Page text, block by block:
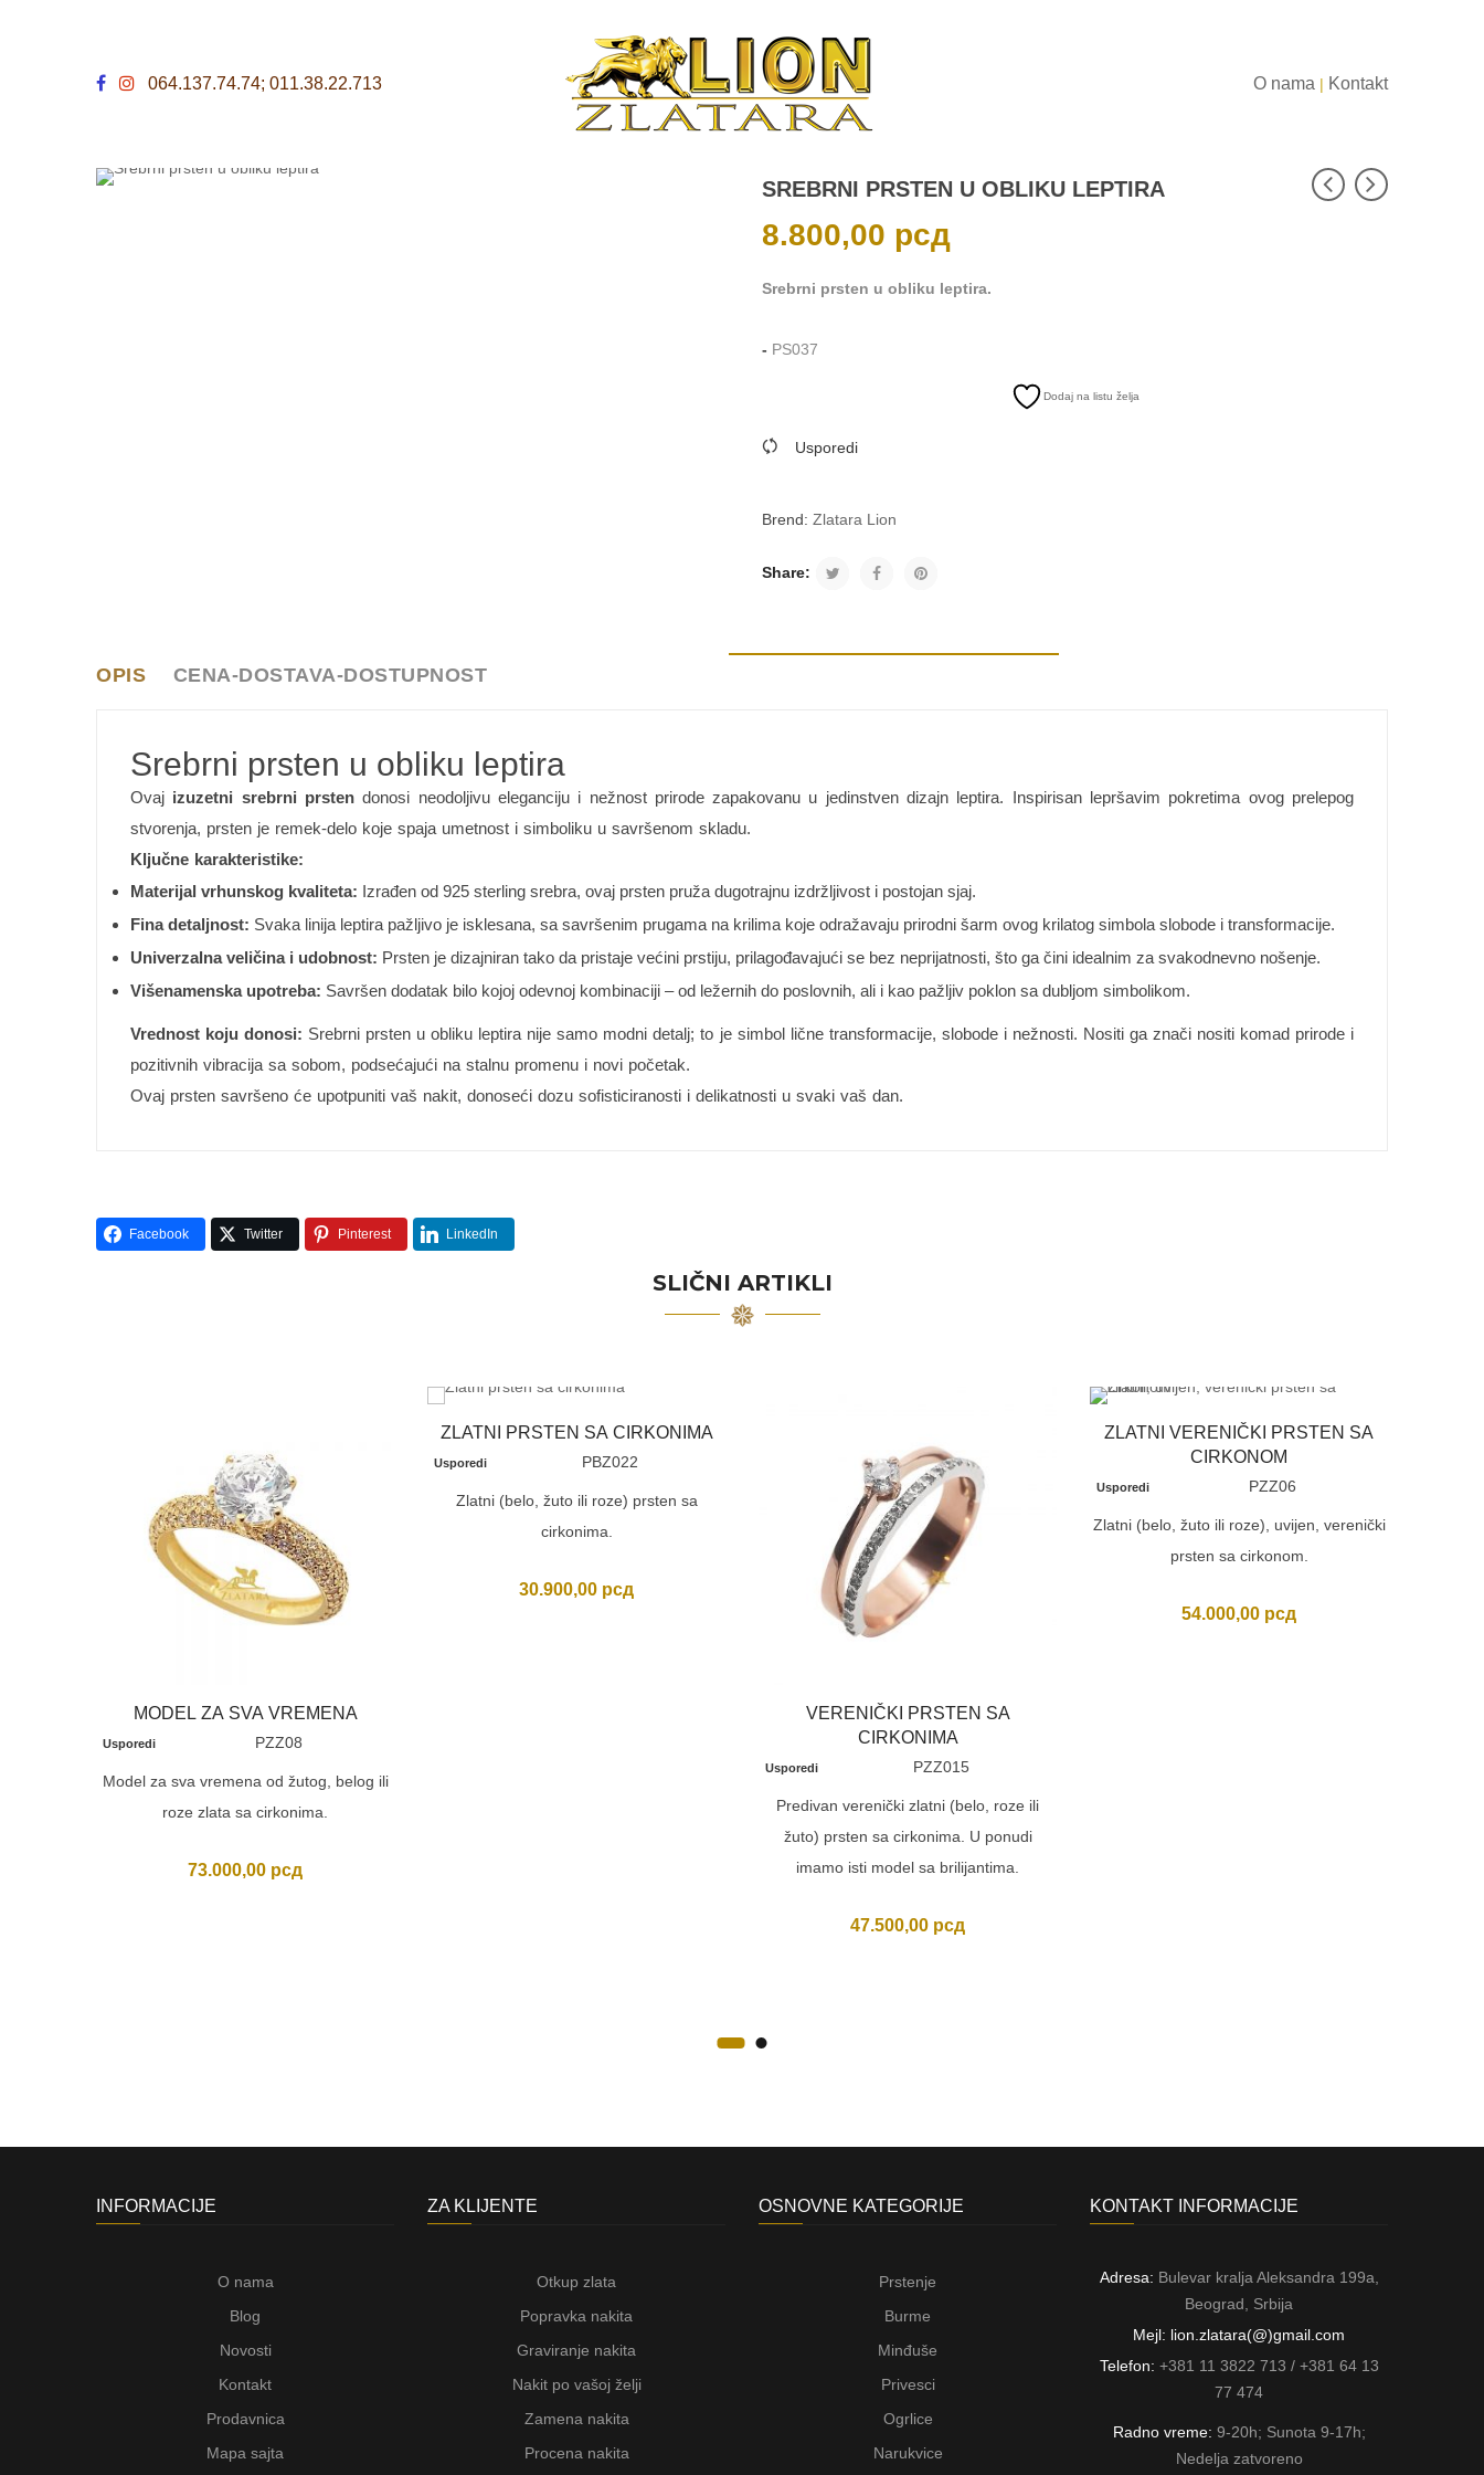
064.137.74.74; 011.38.22.713 O nama | Kontakt
SREBRNI PRSTEN U OBLIKU LEPTIRA
8.800,00 рсд
Srebrni prsten u obliku leptira.
- PS037
Dodaj na listu želja
Usporedi
Brend:Zlatara Lion
Share:
OPIS CENA-DOSTAVA-DOSTUPNOST
Srebrni prsten u obliku leptira
Ovaj izuzetni srebrni prstendonosi neodoljivu eleganciju i nežnost prirode zapakovanu u jedinstven dizajn leptira. Inspirisan lepršavim pokretima ovog prelepog
stvorenja, prsten je remek-delo koje spaja umetnost i simboliku u savršenom skladu.
Ključne karakteristike:
Materijal vrhunskog kvaliteta: Izrađen od 925 sterling srebra, ovaj prsten pruža dugotrajnu izdržljivost i postojan sjaj.
Fina detaljnost: Svaka linija leptira pažljivo je isklesana, sa savršenim prugama na krilima koje odražavaju prirodni šarm ovog krilatog simbola slobode i transformacije.
Univerzalna veličina i udobnost: Prsten je dizajniran tako da pristaje većini prstiju, prilagođavajući se bez neprijatnosti, što ga čini idealnim za svakodnevno nošenje.
Višenamenska upotreba: Savršen dodatak bilo kojoj odevnoj kombinaciji – od ležernih do poslovnih, ali i kao pažljiv poklon sa dubljom simbolikom.
Vrednost koju donosi: Srebrni prsten u obliku leptira nije samo modni detalj; to je simbol lične transformacije, slobode i nežnosti. Nositi ga znači nositi komad prirode i
pozitivnih vibracija sa sobom, podsećajući na stalnu promenu i novi početak.
Ovaj prsten savršeno će upotpuniti vaš nakit, donoseći dozu sofisticiranosti i delikatnosti u svaki vaš dan.
Facebook Twitter Pinterest LinkedIn
SLIČNI ARTIKLI
MODEL ZA SVA VREMENA
Usporedi PZZ08
Model za sva vremena od žutog, belog ili
roze zlata sa cirkonima.
73.000,00 рсд
ZLATNI PRSTEN SA CIRKONIMA
Usporedi PBZ022
Zlatni (belo, žuto ili roze) prsten sa
cirkonima.
30.900,00 рсд
VERENIČKI PRSTEN SA
CIRKONIMA
Usporedi PZZ015
Predivan verenički zlatni (belo, roze ili
žuto) prsten sa cirkonima. U ponudi
imamo isti model sa brilijantima.
47.500,00 рсд
ZLATNI VERENIČKI PRSTEN SA
CIRKONOM
Usporedi PZZ06
Zlatni (belo, žuto ili roze), uvijen, verenički
prsten sa cirkonom.
54.000,00 рсд
INFORMACIJE
O nama
Blog
Novosti
Kontakt
Prodavnica
Mapa sajta
ZA KLIJENTE
Otkup zlata
Popravka nakita
Graviranje nakita
Nakit po vašoj želji
Zamena nakita
Procena nakita
OSNOVNE KATEGORIJE
Prstenje
Burme
Minđuše
Privesci
Ogrlice
Narukvice
KONTAKT INFORMACIJE
Adresa: Bulevar kralja Aleksandra 199a,
Beograd, Srbija
Mejl: lion.zlatara(@)gmail.com
Telefon: +381 11 3822 713 / +381 64 13
77 474
Radno vreme: 9-20h; Sunota 9-17h;
Nedelja zatvoreno